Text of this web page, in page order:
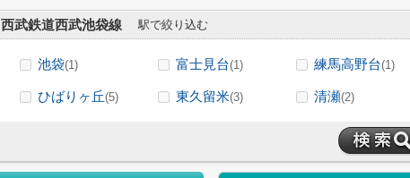
西武鉄道西武池袋線 駅で絞り込む
池袋(1) 富士見台(1) 練馬高野台(1)
ひばりヶ丘(5) 東久留米(3) 清瀬(2)